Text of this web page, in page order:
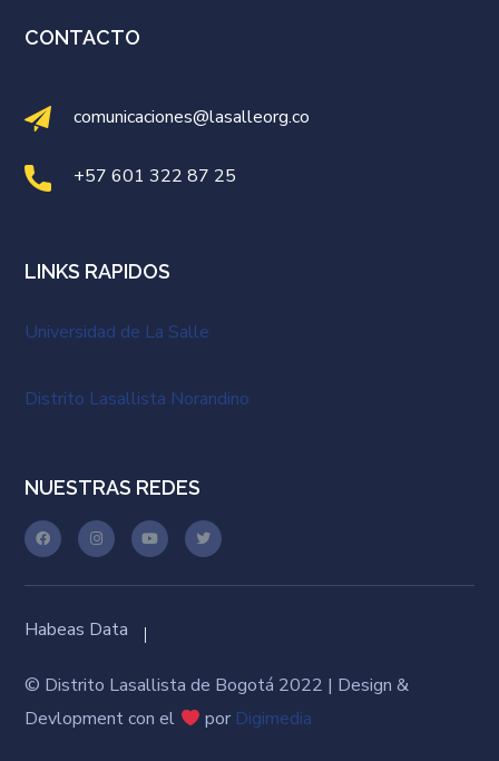
CONTACTO
comunicaciones@lasalleorg.co
+57 601 322 87 25
LINKS RAPIDOS
Universidad de La Salle
Distrito Lasallista Norandino
NUESTRAS REDES
Habeas Data
© Distrito Lasallista de Bogotá 2022 | Design &
Devlopment con el
por Digimedia